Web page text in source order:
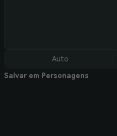
Auto
Salvar em Personagens